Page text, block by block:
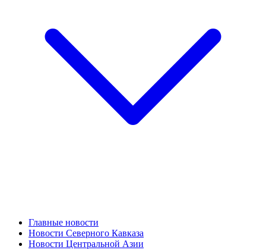
Главные новости
Новости Северного Кавказа
Новости Центральной Азии